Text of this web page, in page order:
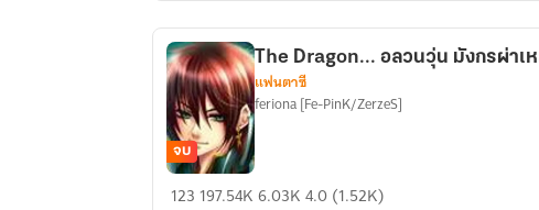
The
จบ
The Dragon... อลวนวุ่น มังกรผ่าเ
แฟนตาซี
feriona [Fe-PinK/ZerzeS]
123 197.54K6.03K4.0 (1.52K)